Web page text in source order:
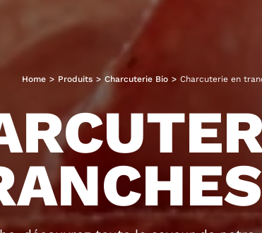
Home > Produits > Charcuterie Bio > Charcuterie en